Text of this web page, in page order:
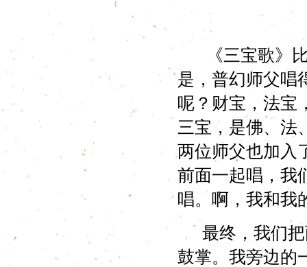
《三宝歌》比
是，普幻师父唱
呢？财宝，法
三宝，是佛、法
两位师父也加入
前面一起唱，我
唱。啊，我和我
最终，我们把
鼓掌。我旁边的